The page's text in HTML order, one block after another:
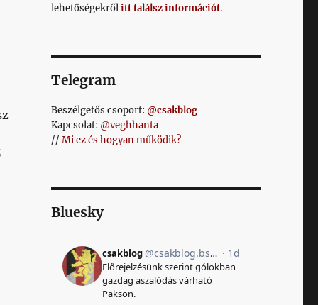
lehetőségekrőlitt találsz információt.
Telegram
Beszélgetős csoport: @csakblog
Kapcsolat: @veghhanta
// Mi ez és hogyan működik?
Bluesky